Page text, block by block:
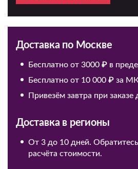
Доставка по Москве
Бесплатно от 3000 ₽ в
Бесплатно от 10 000 ₽ за
Привезём завтра при заказе
Доставка в регионы
От 3 до 10 дней.
расчёта стоимости.